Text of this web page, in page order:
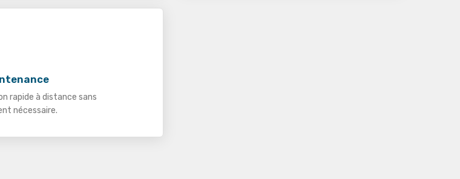
rapide à distance sans
nécessaire.